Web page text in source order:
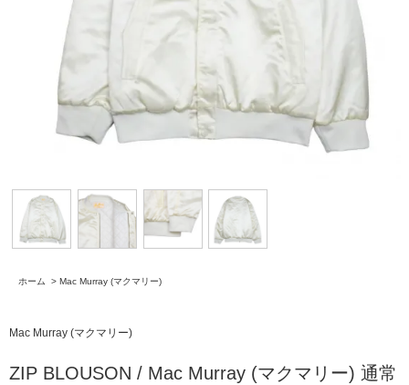
ホーム > Mac Murray (マクマリー)
Mac Murray (マクマリー)
ZIP BLOUSON / Mac Murray (マクマリー) 通常